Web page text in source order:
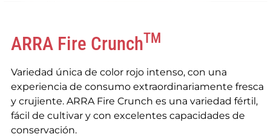
ARRA Fire CrunchTM
Variedad única de color rojo intenso, con una
experiencia de consumo extraordinariamente fresca
y crujiente. ARRA Fire Crunch es una variedad fértil,
fácil de cultivar y con excelentes capacidades de
conservación.